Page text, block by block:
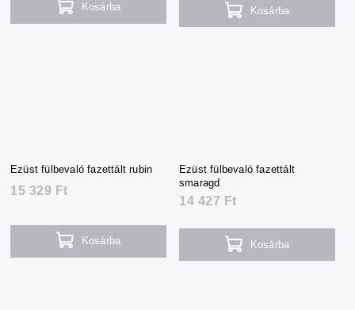
Kosárba Kosárba
Ezüst fülbevaló fazettált rubin
15 329 Ft
Kosárba
Ezüst fülbevaló fazettált
smaragd
14 427 Ft
Kosárba